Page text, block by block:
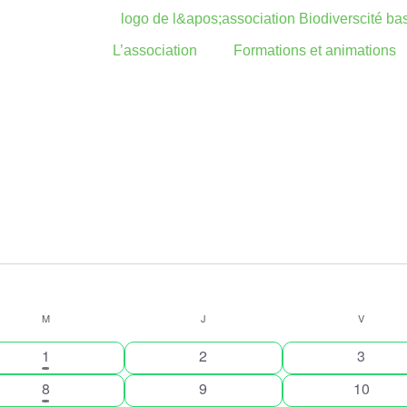
L’association Formations et animations
M J V
1
évènement
1
0
évènements
2
0
3
1
8
0
9
0
10